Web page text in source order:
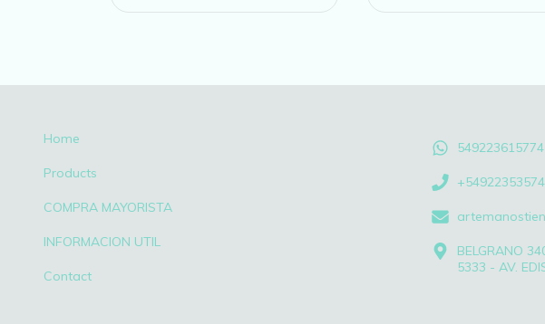
Home
Products
COMPRA MAYORISTA
INFORMACION UTIL
Contact
BELGRANO
5333 - AV.